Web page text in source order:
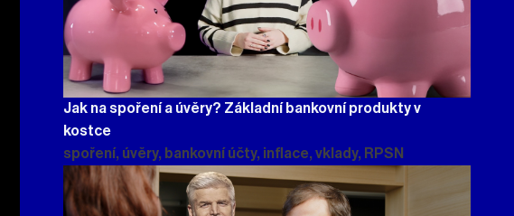
Jak na spoření a úvěry? Základní bankovní produkty v
kostce
spoření, úvěry, bankovní účty, inflace, vklady, RPSN